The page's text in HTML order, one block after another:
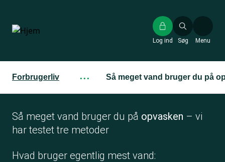
hovedindhold
Søg
Log ind Menu
Forbrugerliv ··· Så meget vand bruger du på
Så meget vand bruger du på opvasken – vi
har testet tre metoder
Hvad bruger egentlig mest vand: